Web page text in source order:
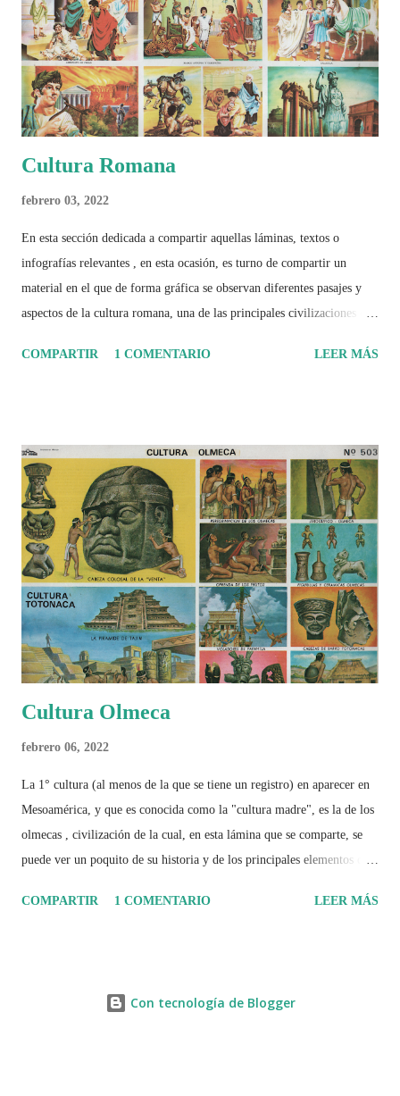
el papel del fútbol como reflejo de nuestras sociedades . Son 230
páginas de análisis, ilustraciones originales y ...
Cultura Romana
febrero 03, 2022
En esta sección dedicada a compartir aquellas láminas, textos o
infografías relevantes , en esta ocasión, es turno de compartir un
material en el que de forma gráfica se observan diferentes pasajes y
aspectos de la cultura romana, una de las principales civilizaciones que
COMPARTIR
1 COMENTARIO LEER MÁS
Cultura Olmeca
febrero 06, 2022
La 1° cultura (al menos de la que se tiene un registro) en aparecer en
Mesoamérica, y que es conocida como la "cultura madre", es la de los
olmecas , civilización de la cual, en esta lámina que se comparte, se
puede ver un poquito de su historia y de los principales elementos que
COMPARTIR
1 COMENTARIO LEER MÁS
Con tecnología de Blogger